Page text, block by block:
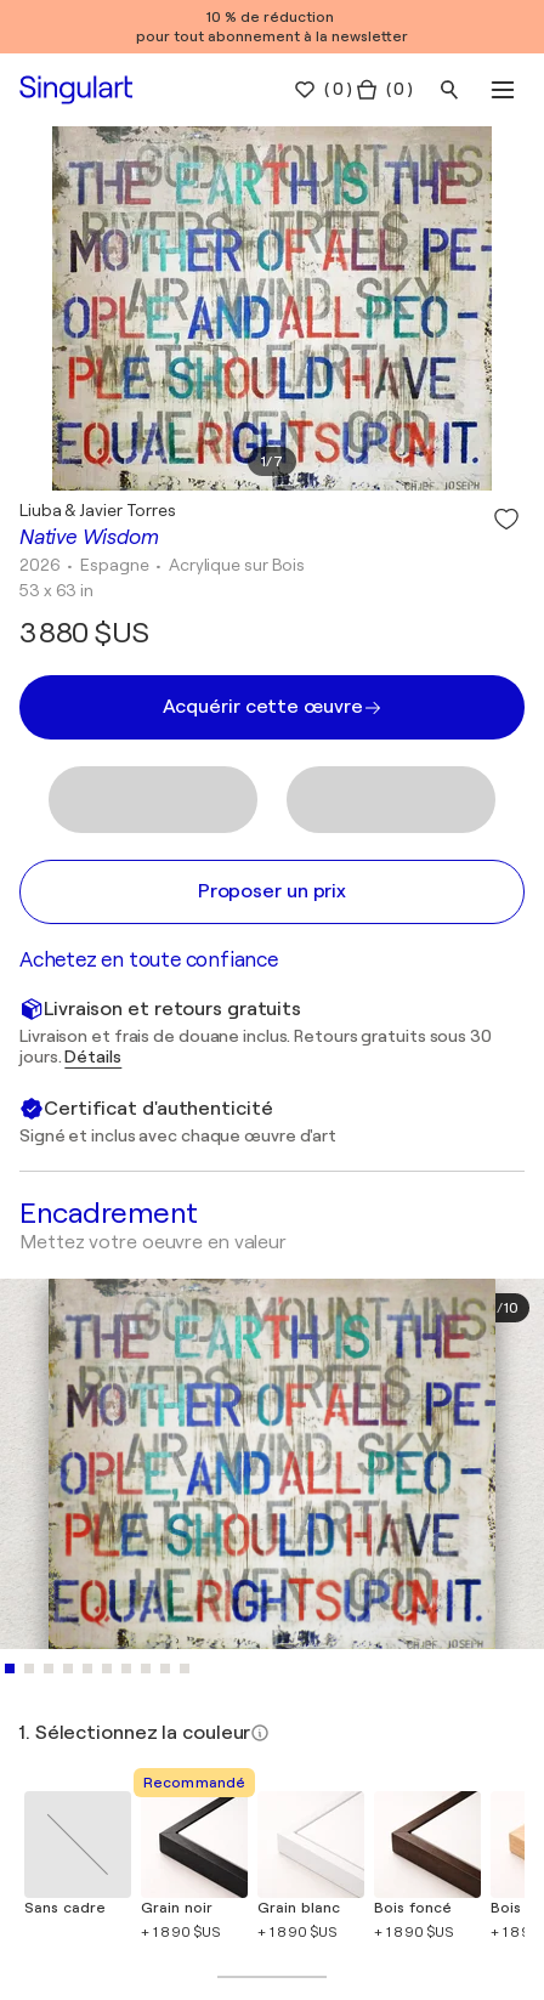
10 % de réduction
pour tout abonnement à la newsletter
(0 ) ( 0 )
1/7
Native Wisdom
Liuba & Javier Torres
2026 • Espagne • Acrylique sur Bois
53 x 63 in
3 880 $US
Acquérir cette œuvre
Proposer un prix
Achetez en toute confiance
Livraison et retours gratuits
Livraison et frais de douane inclus. Retours gratuits sous 30
jours.Détails
Certificat d'authenticité
Signé et inclus avec chaque œuvre d'art
Encadrement
Mettez votre oeuvre en valeur
1/10
1. Sélectionnez la couleur
Sans cadre
Recommandé
Grain noir
+ 1 890 $US
Grain blanc
+ 1 890 $US
Bois foncé
+ 1 890 $US
Bois
+ 1 890